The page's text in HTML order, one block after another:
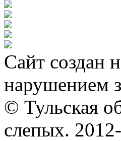
Сайт создан
нарушением
© Тульская
слепых.